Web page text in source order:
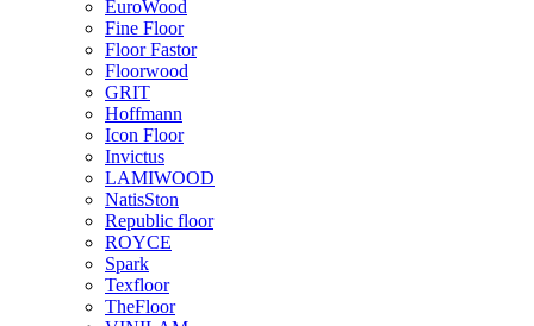
EuroWood
Fine Floor
Floor Fastor
Floorwood
GRIT
Hoffmann
Icon Floor
Invictus
LAMIWOOD
NatisSton
Republic floor
ROYCE
Spark
Texfloor
TheFloor